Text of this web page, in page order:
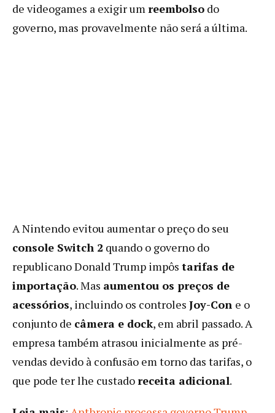
de videogames a exigir umreembolso do
governo, mas provavelmente não será a última.
A Nintendo evitou aumentar o preço do seu
console Switch 2 quando o governo do
republicano Donald Trump impôs tarifas de
importação. Mas aumentou os preços de
acessórios, incluindo os controles Joy-Con e o
conjunto de câmera e dock, em abril passado. A
empresa também atrasou inicialmente as pré-
vendas devido à confusão em torno das tarifas, o
que pode ter lhe custadoreceita adicional.